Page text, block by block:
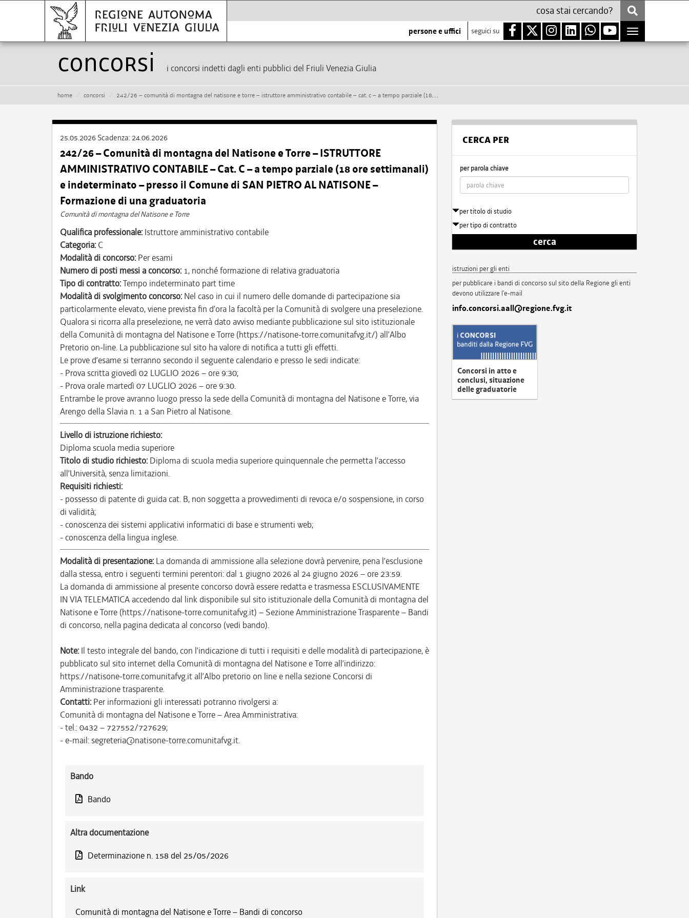
persone e uffici seguici su
Toggle
navigation
Concorsi i concorsi indetti dagli enti pubblici del Friuli Venezia Giulia
home concorsi 242/26 – comunità di montagna del natisone e torre – istruttore amministrativo contabile – cat. c – a tempo parziale (18 ore settimanali) e indeterminato – presso il comune di san pietro al natisone – formazione di una graduatoria
25.05.2026 Scadenza: 24.06.2026
242/26 – Comunità di montagna del Natisone e Torre – ISTRUTTORE
AMMINISTRATIVO CONTABILE – Cat. C – a tempo parziale (18 ore settimanali)
e indeterminato – presso il Comune di SAN PIETRO AL NATISONE –
Formazione di una graduatoria
Comunità di montagna del Natisone e Torre
Qualifica professionale: Istruttore amministrativo contabile
Categoria: C
Modalità di concorso: Per esami
Numero di posti messi a concorso: 1, nonché formazione di relativa graduatoria
Tipo di contratto:Tempo indeterminato part time
Modalità di svolgimento concorso: Nel caso in cui il numero delle domande di partecipazione sia
particolarmente elevato, viene prevista fin d’ora la facoltà per la Comunità di svolgere una preselezione.
Qualora si ricorra alla preselezione, ne verrà dato avviso mediante pubblicazione sul sito istituzionale
della Comunità di montagna del Natisone e Torre (https://natisone-torre.comunitafvg.it/) all’Albo
Pretorio on-line. La pubblicazione sul sito ha valore di notifica a tutti gli effetti.
Le prove d’esame si terranno secondo il seguente calendario e presso le sedi indicate:
- Prova scritta giovedì 02 LUGLIO 2026 – ore 9:30;
- Prova orale martedì 07 LUGLIO 2026 – ore 9:30.
Entrambe le prove avranno luogo presso la sede della Comunità di montagna del Natisone e Torre, via
Arengo della Slavia n. 1 a San Pietro al Natisone.
Livello di istruzione richiesto:
Diploma scuola media superiore
Titolo di studio richiesto: Diploma di scuola media superiore quinquennale che permetta l’accesso
all’Università, senza limitazioni.
Requisiti richiesti:
- possesso di patente di guida cat. B, non soggetta a provvedimenti di revoca e/o sospensione, in corso
di validità;
- conoscenza dei sistemi applicativi informatici di base e strumenti web;
- conoscenza della lingua inglese.
Modalità di presentazione: La domanda di ammissione alla selezione dovrà pervenire, pena l’esclusione
dalla stessa, entro i seguenti termini perentori: dal 1 giugno 2026 al 24 giugno 2026 – ore 23:59.
La domanda di ammissione al presente concorso dovrà essere redatta e trasmessa ESCLUSIVAMENTE
IN VIA TELEMATICA accedendo dal link disponibile sul sito istituzionale della Comunità di montagna del
Natisone e Torre (https://natisone-torre.comunitafvg.it) – Sezione Amministrazione Trasparente – Bandi
di concorso, nella pagina dedicata al concorso (vedi bando).
Note: Il testo integrale del bando, con l’indicazione di tutti i requisiti e delle modalità di partecipazione, è
pubblicato sul sito internet della Comunità di montagna del Natisone e Torre all’indirizzo:
https://natisone-torre.comunitafvg.it all’Albo pretorio on line e nella sezione Concorsi di
Amministrazione trasparente.
Contatti: Per informazioni gli interessati potranno rivolgersi a:
Comunità di montagna del Natisone e Torre – Area Amministrativa:
- tel.: 0432 – 727552/727629;
- e-mail: segreteria@natisone-torre.comunitafvg.it.
Bando
Bando
Altra documentazione
Determinazione n. 158 del 25/05/2026
Link
Comunità di montagna del Natisone e Torre – Bandi di concorso
CERCA PER
per parola chiave
per titolo di studio
per tipo di contratto
cerca
istruzioni per gli enti
per pubblicare i bandi di concorso sul sito della Regione gli enti
devono utilizzare l'e-mail
info.concorsi.aall@regione.fvg.it
Concorsi in atto e
conclusi, situazione
delle graduatorie